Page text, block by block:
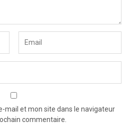
mail et mon site dans le navigateur
commentaire.